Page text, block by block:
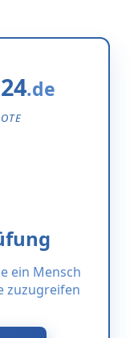
ein Mensch
zuzugreifen